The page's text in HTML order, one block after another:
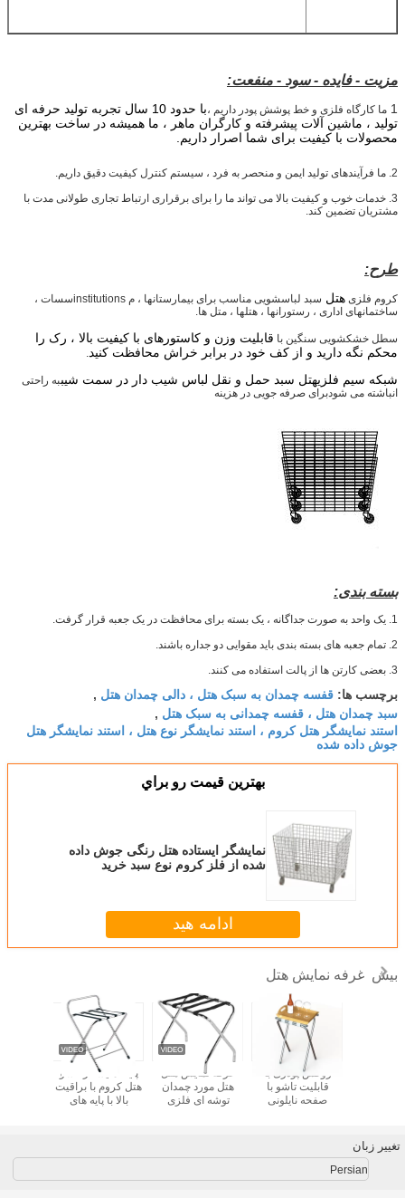
مزیت - فایده - سود - منفعت:
1 ما کارگاه فلزی و خط پوشش پودر داریم ،
با حدود 10 سال تجربه تولید حرفه ای
تولید ، ماشین آلات پیشرفته و کارگران ماهر ، ما همیشه در ساخت بهترین
محصولات با کیفیت برای شما اصرار داریم.
2. ما فرآیندهای تولید ایمن و منحصر به فرد ، سیستم کنترل کیفیت دقیق داریم.
3. خدمات خوب و کیفیت بالا می تواند ما را برای برقراری ارتباط تجاری طولانی مدت با
مشتریان تضمین کند.
طرح:
کروم فلزی هتل
سبد لباسشویی مناسب برای بیمارستانها ، م institutionsسسات ،
ساختمانهای اداری ، رستورانها ، هتلها ، متل ها.
سطل خشکشویی سنگین با قابلیت وزن و کاستورهای با کیفیت بالا ، رک را
محکم نگه دارید و از کف خود در برابر خراش محافظت کنید.
شبکه سیم فلزیهتل سبد حمل و نقل لباس شیب دار در سمت شیببه راحتی
انباشته می شودبرای صرفه جویی در هزینه
بسته بندی:
1. یک واحد به صورت جداگانه ، یک بسته برای محافظت در یک جعبه قرار گرفت.
2. تمام جعبه های بسته بندی باید مقوایی دو جداره باشند.
3. بعضی کارتن ها از پالت استفاده می کنند.
برچسب ها: قفسه چمدان به سبک هتل ، دالی چمدان هتل ,
سبد چمدان هتل ، قفسه چمدانی به سبک هتل ,
استند نمایشگر هتل کروم ، استند نمایشگر نوع هتل ، استند نمایشگر هتل
جوش داده شده
بهترين قيمت رو براي
نمایشگر ایستاده هتل رنگی جوش داده
شده از فلز کروم نوع سبد خرید
ادامه هید
بیش غرفه نمایش هتل
پایه نمایشگر تاشو
هتل کروم با براقیت
بالا با پایه های
غرفه نمایش هتل
هتل مورد چمدان
توشه ای فلزی
روکش پودری با
قابلیت تاشو با
صفحه نایلونی
تغییر زبان
Persian